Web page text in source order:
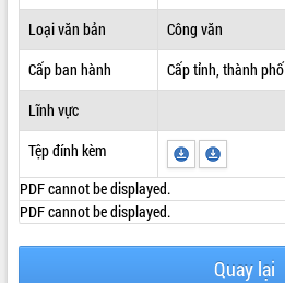
Loại văn bản
Công văn
Cấp ban hành
Cấp tỉnh, thành phố
Lĩnh vực
Tệp đính kèm
PDF cannot be displayed.
PDF cannot be displayed.
Quay lại